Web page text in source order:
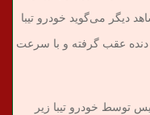
دیگر می‌گوید خودرو تیبا
عقب گرفته و با سرعت
توسط خودرو تیبا زیر